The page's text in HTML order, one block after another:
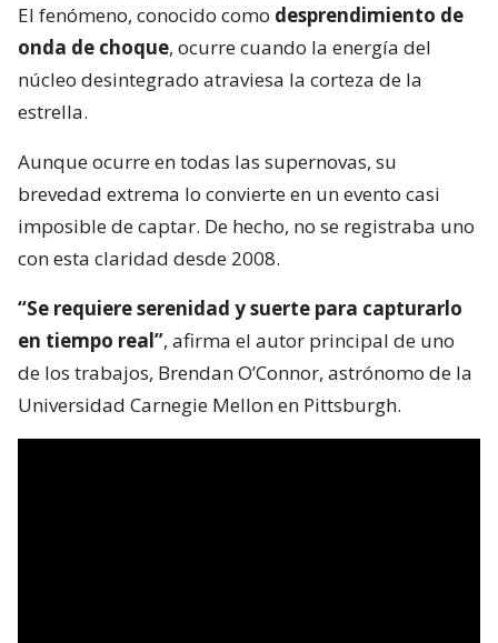
El fenómeno, conocido como desprendimiento de
onda de choque, ocurre cuando la energía del
núcleo desintegrado atraviesa la corteza de la
estrella.
Aunque ocurre en todas las supernovas, su
brevedad extrema lo convierte en un evento casi
imposible de captar. De hecho, no se registraba uno
con esta claridad desde 2008.
“Se requiere serenidad y suerte para capturarlo
en tiempo real”, afirma el autor principal de uno
de los trabajos, Brendan O’Connor, astrónomo de la
Universidad Carnegie Mellon en Pittsburgh.